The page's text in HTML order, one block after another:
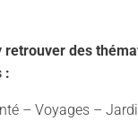
retrouver des
:
– Voyages –